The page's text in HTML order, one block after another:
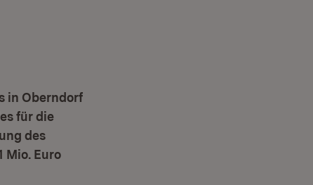
in Oberndorf
für die
des
Mio. Euro